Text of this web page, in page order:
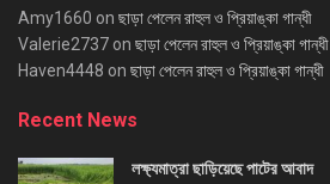
Amy1660 on ছাড়া পেলেন রাহুল ও প্রিয়াঙ্কা গান্ধী
Valerie2737 on ছাড়া পেলেন রাহুল ও প্রিয়াঙ্কা গান্ধী
Haven4448 on ছাড়া পেলেন রাহুল ও প্রিয়াঙ্কা গান্ধী
Recent News
লক্ষ্যমাত্রা ছাড়িয়েছে পাটের আবাদ